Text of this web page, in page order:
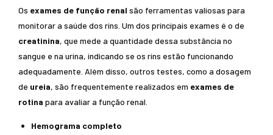
Os exames de função renal são ferramentas valiosas para
monitorar a saúde dos rins. Um dos principais exames é o de
creatinina, que mede a quantidade dessa substância no
sangue e na urina, indicando se os rins estão funcionando
adequadamente. Além disso, outros testes, como a dosagem
de ureia, são frequentemente realizados em exames de
rotina para avaliar a função renal.
Hemograma completo